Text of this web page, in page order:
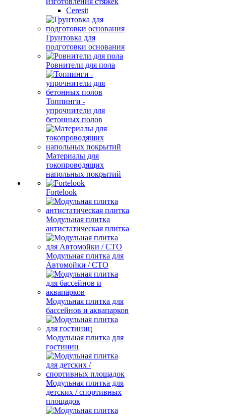
Ceresit
Грунтовка для
подготовки основания
Ровнители для пола
Топпинги -
упрочнители для
бетонных полов
Материалы для
токопроводящих
напольных покрытий
Fortelook
Модульная плитка
антистатическая плитка
Модульная плитка для
Автомойки / СТО
Модульная плитка для
бассейнов и аквапарков
Модульная плитка для
гостиниц
Модульная плитка для
детских / спортивных
площадок